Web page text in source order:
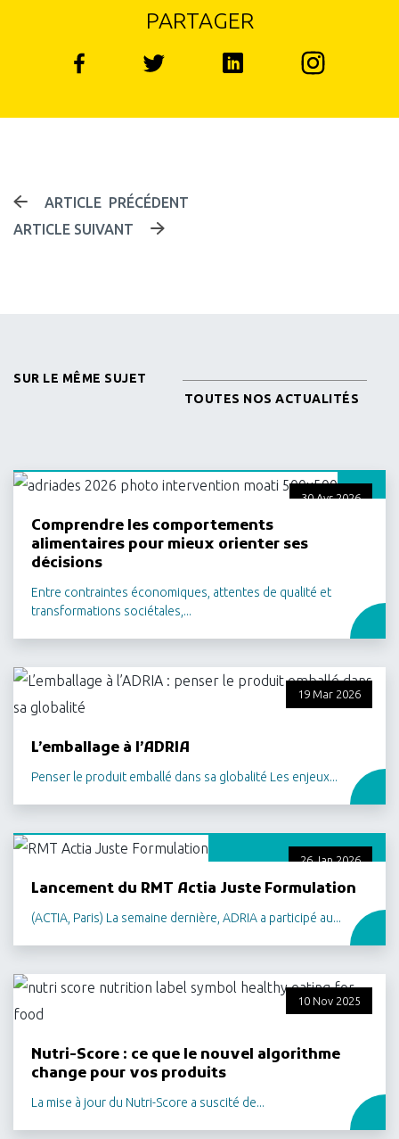
PARTAGER
NAVIGATION DES
ARTICLE PRÉCÉDENT
ARTICLE SUIVANT
SUR LE MÊME SUJET
TOUTES NOS ACTUALITÉS
30 Avr 2026
Comprendre les comportements
alimentaires pour mieux orienter ses
décisions
Entre contraintes économiques, attentes de qualité et
transformations sociétales,...
19 Mar 2026
L’emballage à l’ADRIA
Penser le produit emballé dans sa globalité Les enjeux...
26 Jan 2026
Lancement du RMT Actia Juste Formulation
(ACTIA, Paris) La semaine dernière, ADRIA a participé au...
10 Nov 2025
Nutri-Score : ce que le nouvel algorithme
change pour vos produits
La mise à jour du Nutri-Score a suscité de...